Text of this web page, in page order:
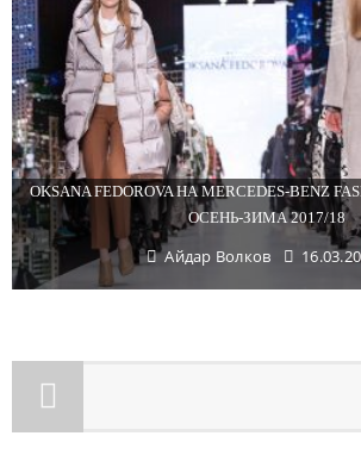
OKSANA FEDOROVA НА MERCEDES-BENZ
ОСЕНЬ-ЗИМА 2017/18
Айдар Волков